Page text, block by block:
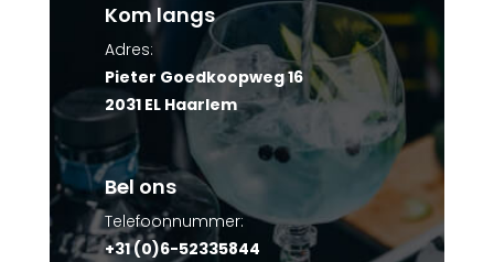
Kom langs
Adres:
Pieter Goedkoopweg 16
2031 EL Haarlem
Bel ons
Telefoonnummer:
+31 (0)6-52335844